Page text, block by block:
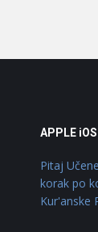
APPLE iOS
Pitaj Učene
korak po
Kur'anske